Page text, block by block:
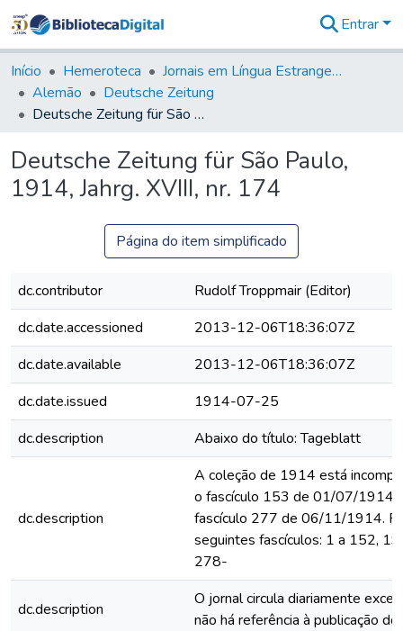
&
Coleções
Tudo na
Biblioteca
Estatísticas
Entrar
Início Hemeroteca
Jornais em Língua Estrangeira
Alemão
Deutsche Zeitung
Deutsche Zeitung für São Paulo, 1914, Jahrg. XVIII, nr. 174
Deutsche Zeitung für São Paulo,
1914, Jahrg. XVIII, nr. 174
Página do item simplificado
dc.contributor
Rudolf Troppmair (Editor)
dc.date.accessioned
2013-12-06T18:36:07Z
dc.date.available
2013-12-06T18:36:07Z
dc.date.issued
1914-07-25
dc.description
Abaixo do título: Tageblatt
dc.description
A coleção de 1914 está
o fascículo 153 de 01/07/1914
fascículo 277 de 06/11/1914.
seguintes fascículos: 1 a 152,
278-
dc.description
O jornal circula diariamente
não há referência à publicação